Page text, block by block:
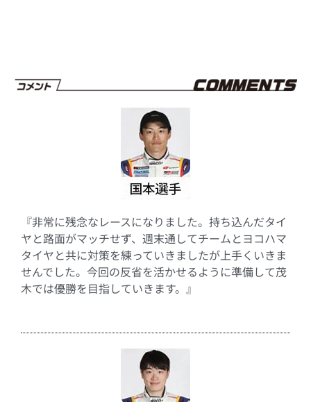
『非常に残念なレースになりました。持ち込んだタイ
ヤと路面がマッチせず、週末通してチームとヨコハマ
タイヤと共に対策を練っていきましたが上手くいきま
せんでした。今回の反省を活かせるように準備して茂
木では優勝を目指していきます。』